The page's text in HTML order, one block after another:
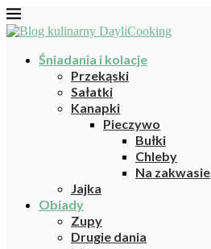
Śniadania i kolacje
Przekąski
Sałatki
Kanapki
Pieczywo
Bułki
Chleby
Na zakwasie
Jajka
Obiady
Zupy
Drugie dania